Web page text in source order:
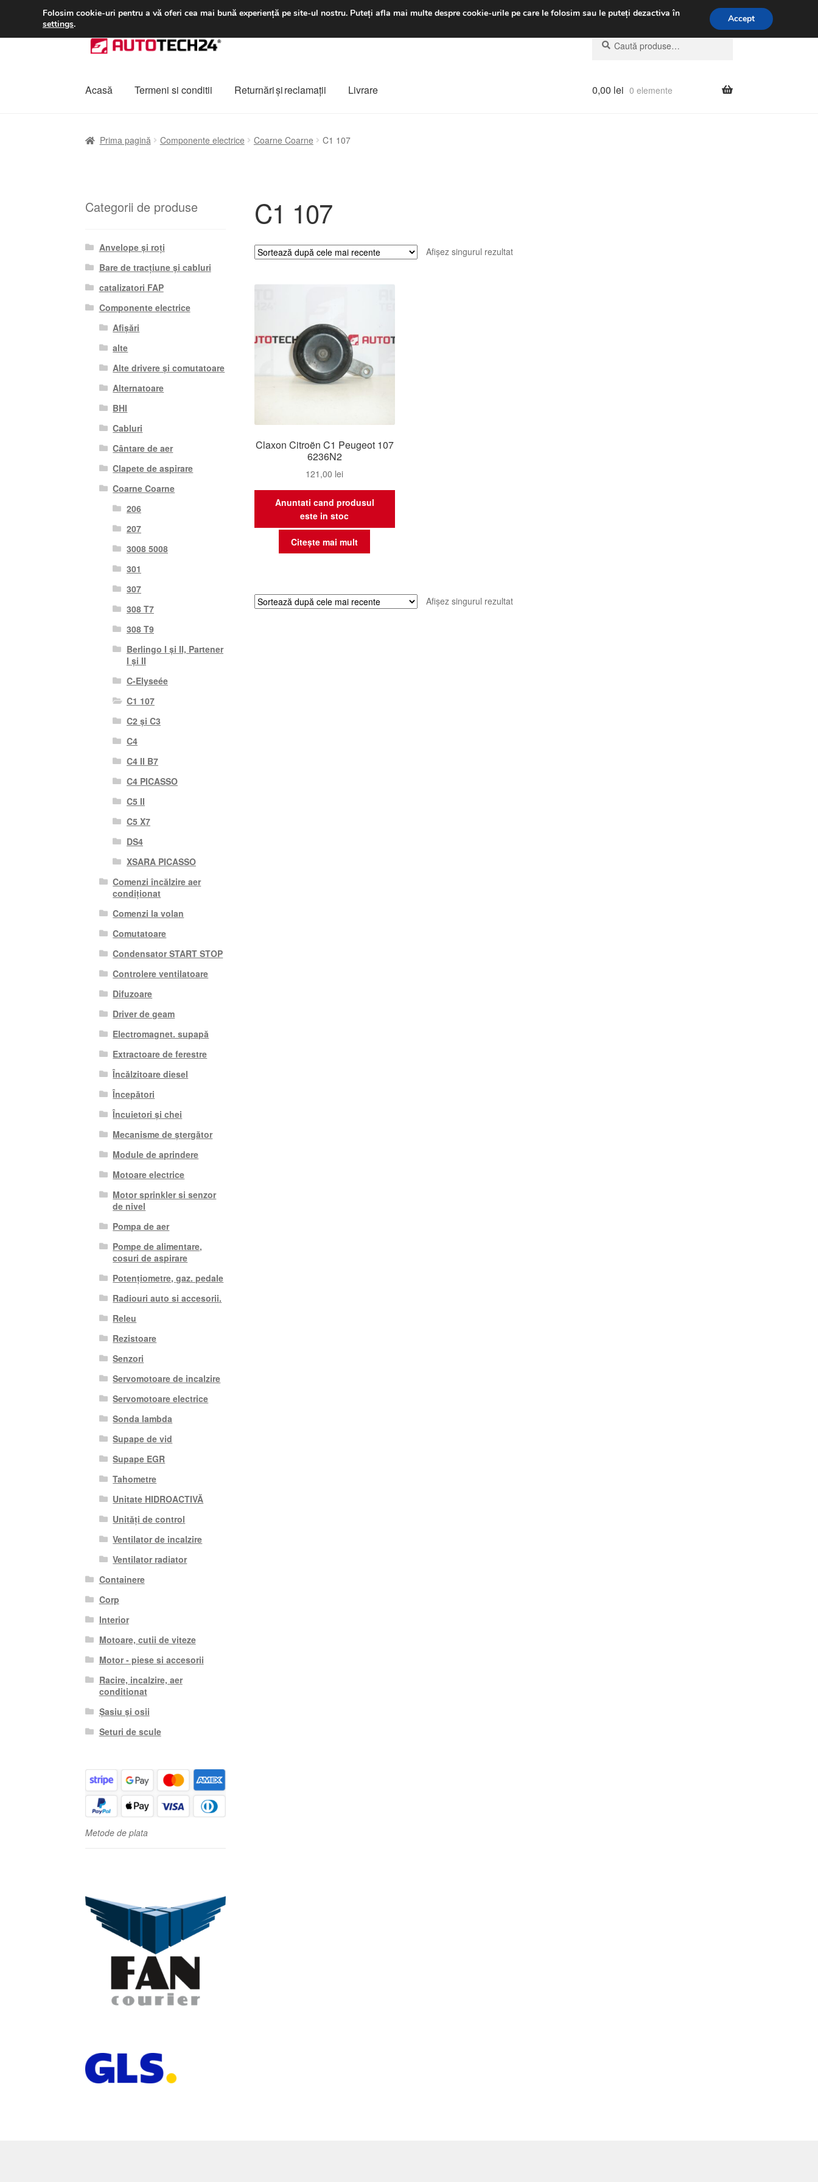
LIVRARE de la 33 lei luni-vineri 9 a.m. - 4 p.m.031 229 6816
Sari
la
Sari
la
Caută
după:
Caută
Acasă Termeni si conditii Returnări şi reclamații Livrare 0,00 lei 0 elemente
Prima pagină Componente electrice Coarne Coarne C1 107
C1 107
Afișez singurul rezultat
Claxon Citroën C1 Peugeot 107
6236N2
121,00 lei
Anuntati cand produsul
este in stoc
Citește mai mult
Afișez singurul rezultat
Categorii de produse
Anvelope și roți
Bare de tracțiune și cabluri
catalizatori FAP
Componente electrice
Afișări
alte
Alte drivere și comutatoare
Alternatoare
BHI
Cabluri
Cântare de aer
Clapete de aspirare
Coarne Coarne
206
207
3008 5008
301
307
308 T7
308 T9
Berlingo I și II, Partener
I și II
C-Elyseée
C1 107
C2 și C3
C4
C4 II B7
C4 PICASSO
C5 II
C5 X7
DS4
XSARA PICASSO
Comenzi încălzire aer
condiționat
Comenzi la volan
Comutatoare
Condensator START STOP
Controlere ventilatoare
Difuzoare
Driver de geam
Electromagnet. supapă
Extractoare de ferestre
Încălzitoare diesel
Începători
Încuietori și chei
Mecanisme de ștergător
Module de aprindere
Motoare electrice
Motor sprinkler si senzor
de nivel
Pompa de aer
Pompe de alimentare,
cosuri de aspirare
Potențiometre, gaz. pedale
Radiouri auto si accesorii.
Releu
Rezistoare
Senzori
Servomotoare de incalzire
Servomotoare electrice
Sonda lambda
Supape de vid
Supape EGR
Tahometre
Unitate HIDROACTIVĂ
Unități de control
Ventilator de incalzire
Ventilator radiator
Containere
Corp
Interior
Motoare, cutii de viteze
Motor - piese si accesorii
Racire, incalzire, aer
conditionat
Șasiu și osii
Seturi de scule
Metode de plata
Folosim cookie-uri pentru a vă oferi cea mai bună experiență pe site-ul nostru. Puteți afla mai multe despre cookie-urile pe care le folosim sau le puteți dezactiva în
settings. Accept